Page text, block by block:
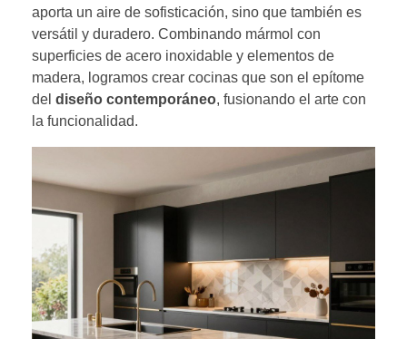
aporta un aire de sofisticación, sino que también es
versátil y duradero. Combinando mármol con
superficies de acero inoxidable y elementos de
madera, logramos crear cocinas que son el epítome
del diseño contemporáneo, fusionando el arte con
la funcionalidad.